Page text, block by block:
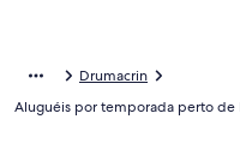
Drumacrin
Aluguéis por temporada perto de